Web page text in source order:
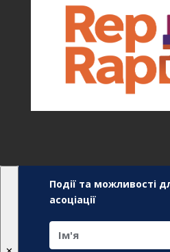
Події та можливості
асоціації